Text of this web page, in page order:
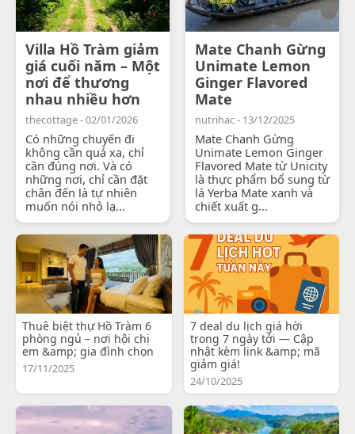
Villa Hồ Tràm giảm
giá cuối năm – Một
nơi để thương
nhau nhiều hơn
thecottage - 02/01/2026
Có những chuyến đi
không cần quá xa, chỉ
cần đúng nơi. Và có
những nơi, chỉ cần đặt
chân đến là tự nhiên
muốn nói nhỏ lạ...
Mate Chanh Gừng
Unimate Lemon
Ginger Flavored
Mate
nutrihac - 13/12/2025
Mate Chanh Gừng
Unimate Lemon Ginger
Flavored Mate từ Unicity
là thực phẩm bổ sung từ
lá Yerba Mate xanh và
chiết xuất g...
Thuê biệt thự Hồ Tràm 6
phòng ngủ – nơi hội chị
em &amp; gia đình chọn
17/11/2025
7 deal du lịch giá hời
trong 7 ngày tới — Cập
nhật kèm link &amp; mã
giảm giá!
24/10/2025